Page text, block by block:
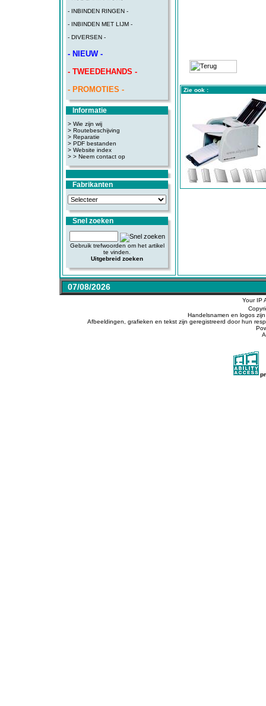
- INBINDEN RINGEN -
- INBINDEN MET LIJM -
- DIVERSEN -
- NIEUW -
- TWEEDEHANDS -
- PROMOTIES -
Informatie
> Wie zijn wij
> Routebeschijving
> Reparatie
> PDF bestanden
> Website index
> > Neem contact op
Fabrikanten
Snel zoeken
Gebruik trefwoorden om het artikel
te vinden.
Uitgebreid zoeken
Zie ook :
07/08/2026
Your IP
Handelsnamen en logos
Afbeeldingen, grafieken en tekst zijn geregistreerd door hun